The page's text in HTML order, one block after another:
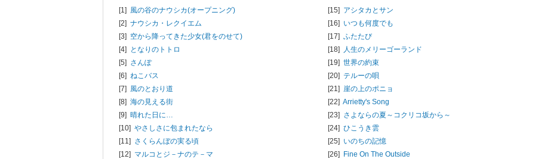
[1] 風の谷のナウシカ(オープニング)
[2] ナウシカ・レクイエム
[3] 空から降ってきた少女(君をのせて)
[4] となりのトトロ
[5] さんぽ
[6] ねこバス
[7] 風のとおり道
[8] 海の見える街
[9] 晴れた日に…
[10] やさしさに包まれたなら
[11] さくらんぼの実る頃
[12] マルコとジ－ナのテ－マ
[15] アシタカとサン
[16] いつも何度でも
[17] ふたたび
[18] 人生のメリーゴーランド
[19] 世界の約束
[20] テルーの唄
[21] 崖の上のポニョ
[22] Arrietty's Song
[23] さよならの夏～コクリコ坂から～
[24] ひこうき雲
[25] いのちの記憶
[26] Fine On The Outside